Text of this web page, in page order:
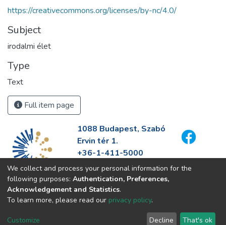
https://creativecommons.org/licenses/by-nc/4.0/
Subject
irodalmi élet
Type
Text
Full item page
1088 Budapest, Szabó
Ervin tér 1.
+36-1-411-5000
info@fszek.hu
https://fszek.hu
We collect and process your personal information for the
following purposes: Authentication, Preferences,
Acknowledgement and Statistics.
To learn more, please read our privacy policy.
Customize Decline That's ok